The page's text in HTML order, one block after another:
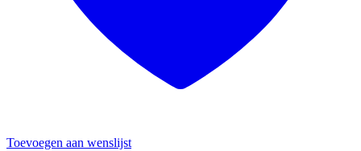
Toevoegen aan wenslijst